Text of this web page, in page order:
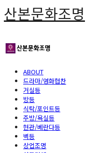
산본문화조명
ABOUT
드라마/영화협찬
거실등
방등
식탁/포인트등
주방/욕실등
현관/베란다등
벽등
상업조명